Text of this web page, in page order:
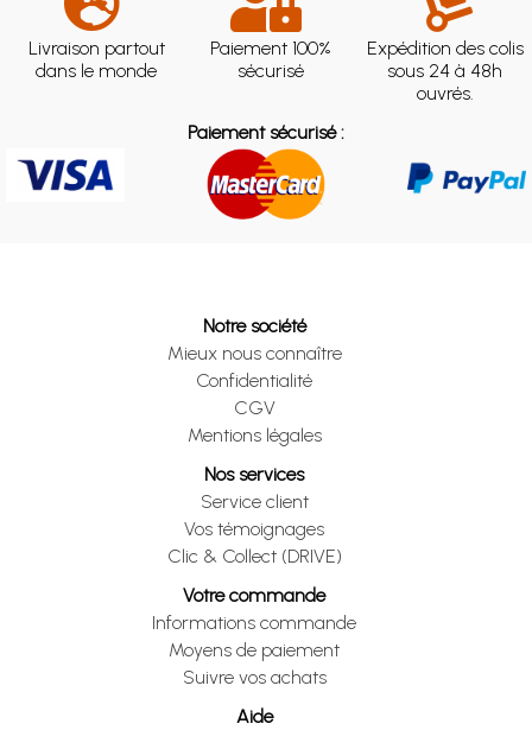
Livraison partout
dans le monde
Paiement 100%
sécurisé
Expédition des colis
sous 24 à 48h
ouvrés.
Paiement sécurisé :
Notre société
Mieux nous connaître
Confidentialité
CGV
Mentions légales
Nos services
Service client
Vos témoignages
Clic & Collect (DRIVE)
Votre commande
Informations commande
Moyens de paiement
Suivre vos achats
Aide